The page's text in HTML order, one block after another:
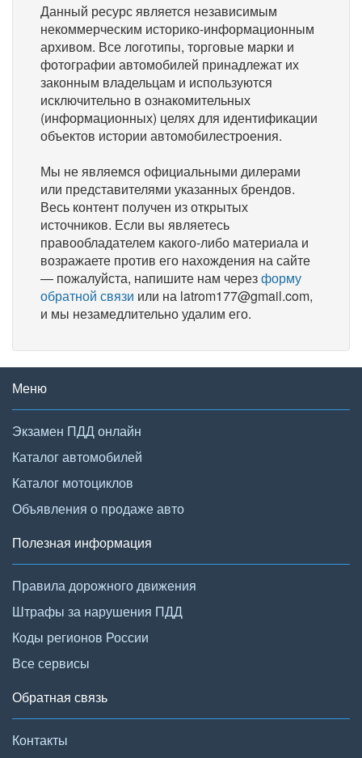
Данный ресурс является независимым
некоммерческим историко-информационным
архивом. Все логотипы, торговые марки и
фотографии автомобилей принадлежат их
законным владельцам и используются
исключительно в ознакомительных
(информационных) целях для идентификации
объектов истории автомобилестроения.
Мы не являемся официальными дилерами
или представителями указанных брендов.
Весь контент получен из открытых
источников. Если вы являетесь
правообладателем какого-либо материала и
возражаете против его нахождения на сайте
— пожалуйста, напишите нам черезформу
обратной связи или на latrom177@gmail.com,
и мы незамедлительно удалим его.
Меню
Экзамен ПДД онлайн
Каталог автомобилей
Каталог мотоциклов
Объявления о продаже авто
Полезная информация
Правила дорожного движения
Штрафы за нарушения ПДД
Коды регионов России
Все сервисы
Обратная связь
Контакты